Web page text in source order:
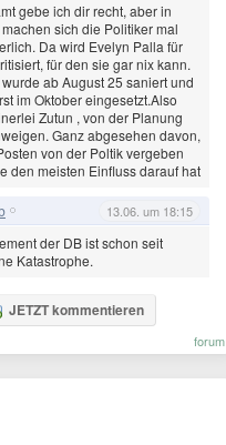
gebe ich dir recht, aber in
sich die Politiker mal
Da wird Evelyn Palla für
für den sie gar nix kann.
ab August 25 saniert und
im Oktober eingesetzt.Also
Zutun , von der Planung
Ganz abgesehen davon,
von der Poltik vergeben
den meisten Einfluss darauf hat
13.06. um 18:15
der DB ist schon seit
Katastrophe.
JETZT kommentieren
forum